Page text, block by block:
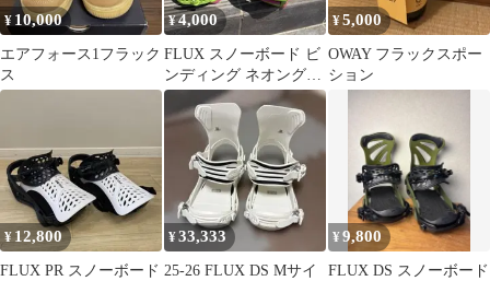
¥ 10,000
エアフォース1フラック
ス
¥4,000
FLUX スノーボード ビ
ンディング ネオングリ
ーン ピンク
¥5,000
OWAY フラックスポー
ション
¥ 12,800
FLUX PR スノーボード
¥33,333
25-26 FLUX DS Mサイ
¥9,800
FLUX DS スノーボード